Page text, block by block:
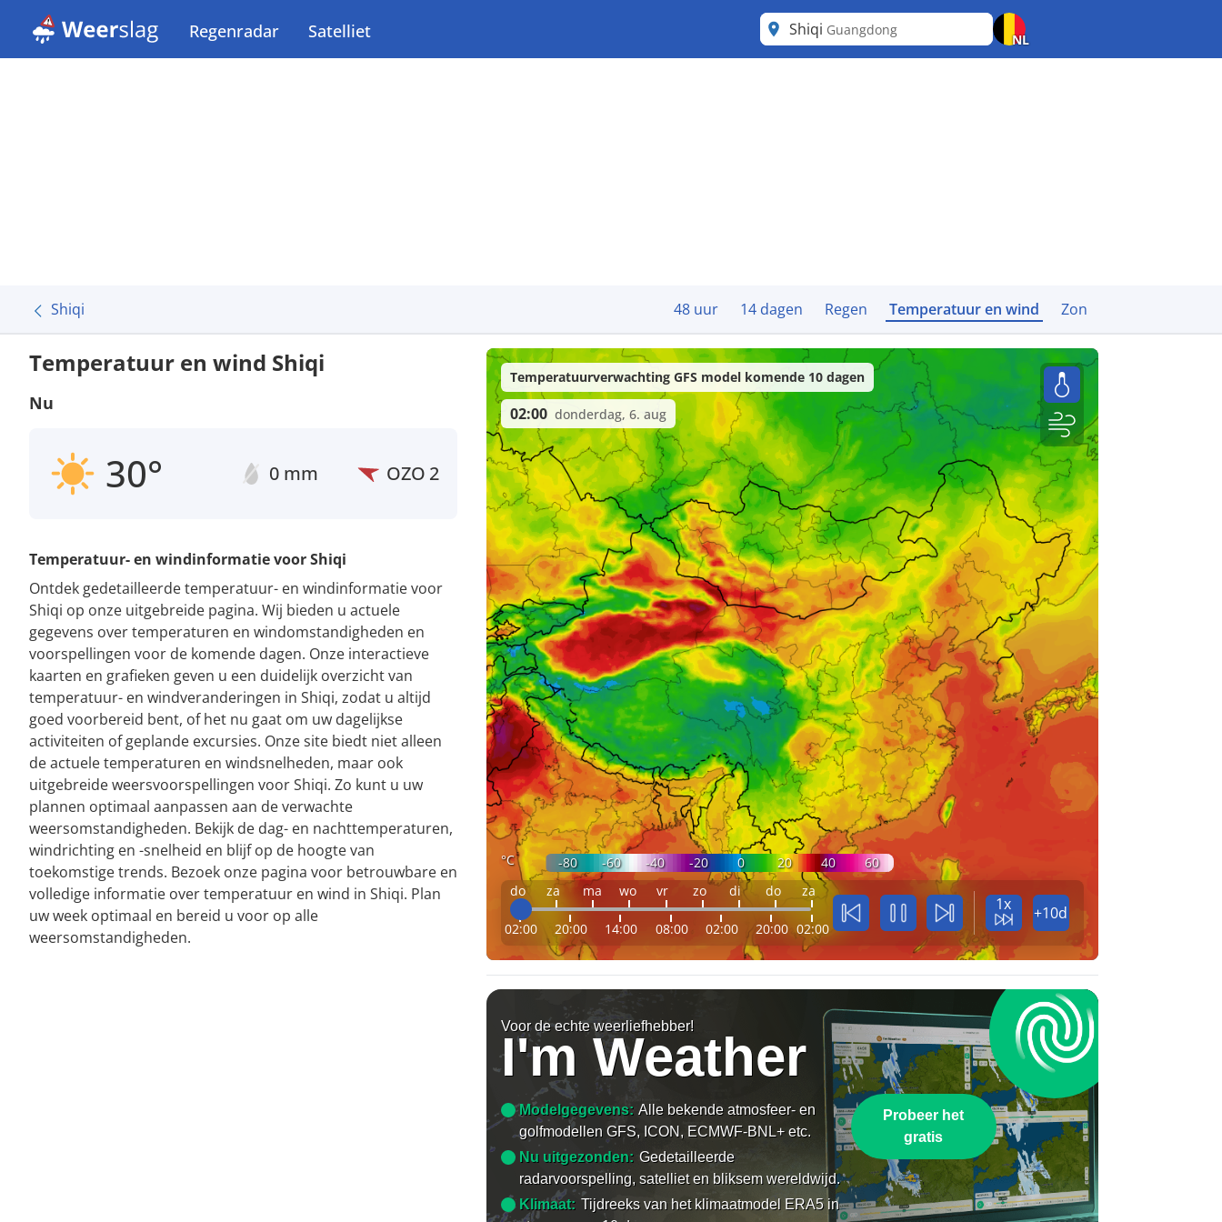
Regenradar Satelliet Shiqi Guangdong
NL
Shiqi 48 uur 14 dagen Regen Temperatuur en wind Zon
Temperatuur en wind Shiqi
Nu
30° 0 mm OZO 2
Temperatuur- en windinformatie voor Shiqi
Ontdek gedetailleerde temperatuur- en windinformatie voor
Shiqi op onze uitgebreide pagina. Wij bieden u actuele
gegevens over temperaturen en windomstandigheden en
voorspellingen voor de komende dagen. Onze interactieve
kaarten en grafieken geven u een duidelijk overzicht van
temperatuur- en windveranderingen in Shiqi, zodat u altijd
goed voorbereid bent, of het nu gaat om uw dagelijkse
activiteiten of geplande excursies. Onze site biedt niet alleen
de actuele temperaturen en windsnelheden, maar ook
uitgebreide weersvoorspellingen voor Shiqi. Zo kunt u uw
plannen optimaal aanpassen aan de verwachte
weersomstandigheden. Bekijk de dag- en nachttemperaturen,
windrichting en -snelheid en blijf op de hoogte van
toekomstige trends. Bezoek onze pagina voor betrouwbare en
volledige informatie over temperatuur en wind in Shiqi. Plan
uw week optimaal en bereid u voor op alle
weersomstandigheden.
°C -80 -60 -40 -20 0 20 40
60
do
za ma wo vr zo di do za
02:00 20:00 14:00 08:00 02:00 20:00 02:00
1x +10d
Temperatuurverwachting GFS model komende 10 dagen
02:00 donderdag, 6. aug
Voor de echte weerliefhebber!
I'm Weather
Modelgegevens: Alle bekende atmosfeer- en
golfmodellen GFS, ICON, ECMWF-BNL+ etc.
Nu uitgezonden: Gedetailleerde
radarvoorspelling, satelliet en bliksem wereldwijd.
Klimaat: Tijdreeks van het klimaatmodel ERA5 in
Probeer het
gratis